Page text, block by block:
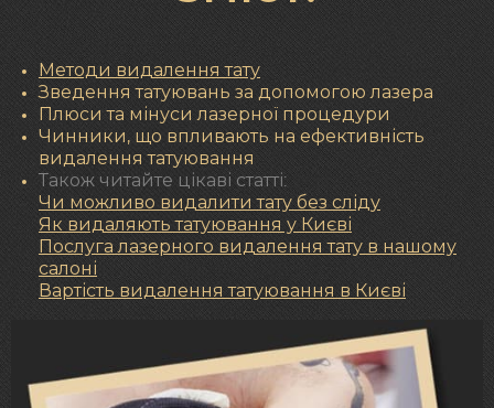
Методи видалення тату
Зведення татуювань за допомогою лазера
Плюси та мінуси лазерної процедури
Чинники, що впливають на ефективність
видалення татуювання
Також читайте цікаві статті:
Чи можливо видалити тату без сліду
Як видаляють татуювання у Києві
Послуга лазерного видалення тату в нашому
салоні
Вартість видалення татуювання в Києві